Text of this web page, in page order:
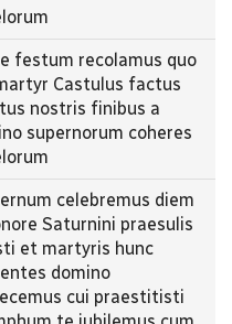
festum recolamus quo
Castulus factus
nostris finibus a
supernorum coheres
celebremus diem
Saturnini praesulis
et martyris hunc
domino
cui praestitisti